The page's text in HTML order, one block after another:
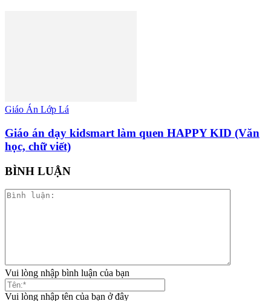
Giáo Án Lớp Lá
Giáo án dạy kidsmart làm quen HAPPY KID (Văn
học, chữ viết)
BÌNH LUẬN
Vui lòng nhập bình luận của bạn
Vui lòng nhập tên của bạn ở đây